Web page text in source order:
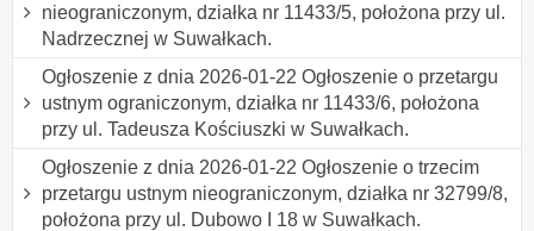
nieograniczonym, działka nr 11433/5, położona przy ul.
Nadrzecznej w Suwałkach.
Ogłoszenie z dnia 2026-01-22 Ogłoszenie o przetargu
ustnym ograniczonym, działka nr 11433/6, położona
przy ul. Tadeusza Kościuszki w Suwałkach.
Ogłoszenie z dnia 2026-01-22 Ogłoszenie o trzecim
przetargu ustnym nieograniczonym, działka nr 32799/8,
położona przy ul. Dubowo I 18 w Suwałkach.